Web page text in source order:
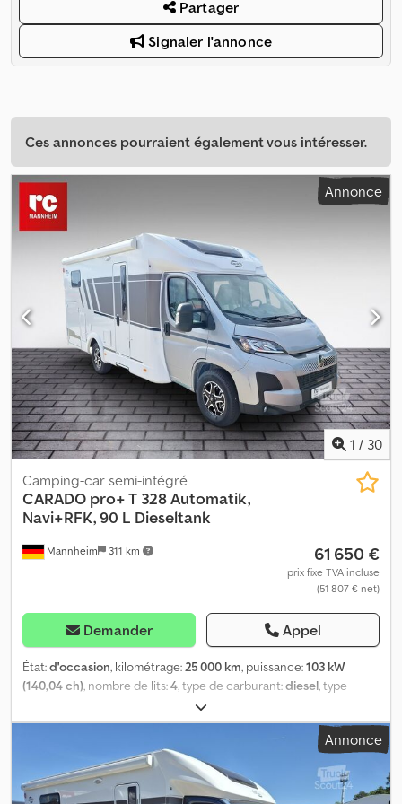
Partager
Signaler l'annonce
Ces annonces pourraient également vous intéresser.
Annonce
1 / 30
Mannheim 311 km
Camping-car semi-intégré
CARADO pro+ T 328 Automatik,
Navi+RFK, 90 L Dieseltank
61 650 €
prix fixe TVA incluse
(51 807 € net)
Demander Appel
État:d'occasion, kilométrage: 25 000 km, puissance:103 kW
(140,04 ch) , nombre de lits:4 , type de carburant:diesel , type
, couleur:
immatriculation:04/2026, prochaine inspection (TÜV):04/2027,
, hauteur
2 900 mm, configuration d'essieux:
d'émission:Euro 6, poids total:3 500 kg, Année de construction:
2026, Équipement:ABS, climatisation, filtre à particules,
Annonce